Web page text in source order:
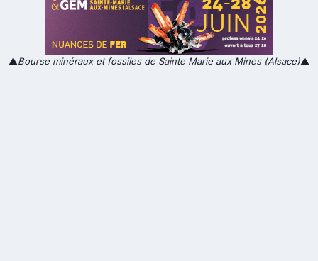
▲Bourse minéraux et fossiles de Sainte Marie aux Mines (Alsace)▲